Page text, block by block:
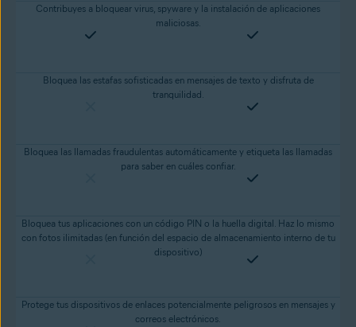
Contribuyes a bloquear virus, spyware y la instalación de aplicaciones
maliciosas.
Bloquea las estafas sofisticadas en mensajes de texto y disfruta de
tranquilidad.
Bloquea las llamadas fraudulentas automáticamente y etiqueta las llamadas
para saber en cuáles confiar.
Bloquea tus aplicaciones con un código PIN o la huella digital. Haz lo mismo
con fotos ilimitadas (en función del espacio de almacenamiento interno de tu
dispositivo)
Protege tus dispositivos de enlaces potencialmente peligrosos en mensajes y
correos electrónicos.